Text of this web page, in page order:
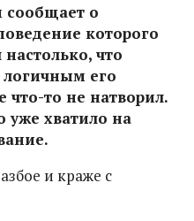
сообщает о
которого
что
логичным его
что-то не натворил.
уже хватило на
и краже с